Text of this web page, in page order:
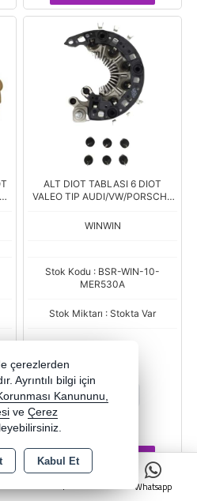
0
Whatsapp
ALT DIOT TABLASI 6 DIOT
VALEO TIP AUDI/VW/PORSCHE
WINWIN
Stok Kodu : BSR-WIN-10-
MER530A
Stok Miktarı : Stokta Var
Fiyat
-
Sepete Ekle
çerezlerden
Ayrıntılı bilgi için
Kanununu,
ve Çerez
Kabul Et